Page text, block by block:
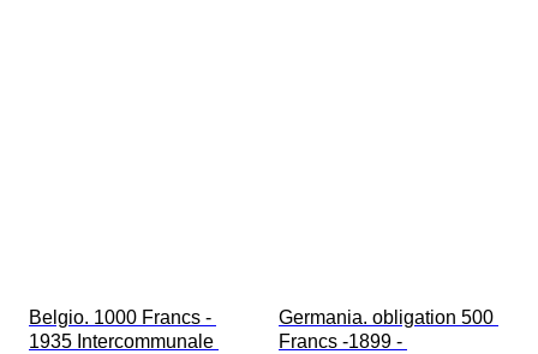
Belgio. 1000 Francs -
1935 Intercommunale
Germania. obligation 500
Francs -1899 -